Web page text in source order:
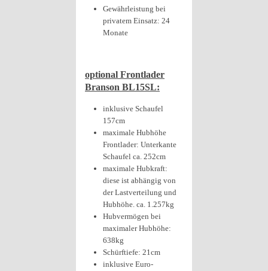
Gewährleistung bei
privatem Einsatz: 24
Monate
optional Frontlader
Branson BL15SL:
inklusive Schaufel
157cm
maximale Hubhöhe
Frontlader: Unterkante
Schaufel ca. 252cm
maximale Hubkraft:
diese ist abhängig von
der Lastverteilung und
Hubhöhe. ca. 1.257kg
Hubvermögen bei
maximaler Hubhöhe:
638kg
Schürftiefe: 21cm
inklusive Euro-